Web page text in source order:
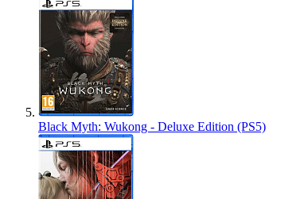
Black Myth: Wukong - Deluxe Edition (PS5)